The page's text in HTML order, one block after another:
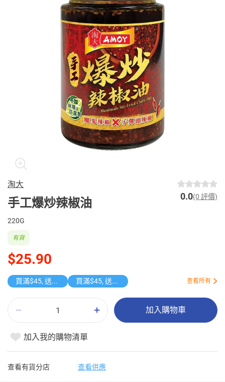
淘大
手工爆炒辣椒油 0.0(0 評價)
220G
$25.90
有貨
買滿$45, 送贈品 買滿$45, 送贈品 查看所有
加入購物車
加入我的購物清單
查看有貨分店 查看供應